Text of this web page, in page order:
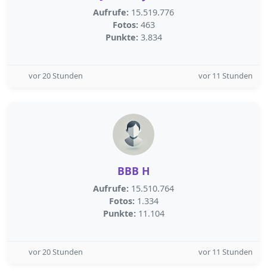
Aufrufe: 15.519.776
Fotos: 463
Punkte: 3.834
vor 20 Stunden vor 11 Stunden
BBB H
Aufrufe: 15.510.764
Fotos: 1.334
Punkte: 11.104
vor 20 Stunden vor 11 Stunden